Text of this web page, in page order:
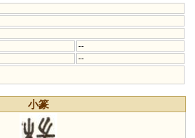
--
--
小篆